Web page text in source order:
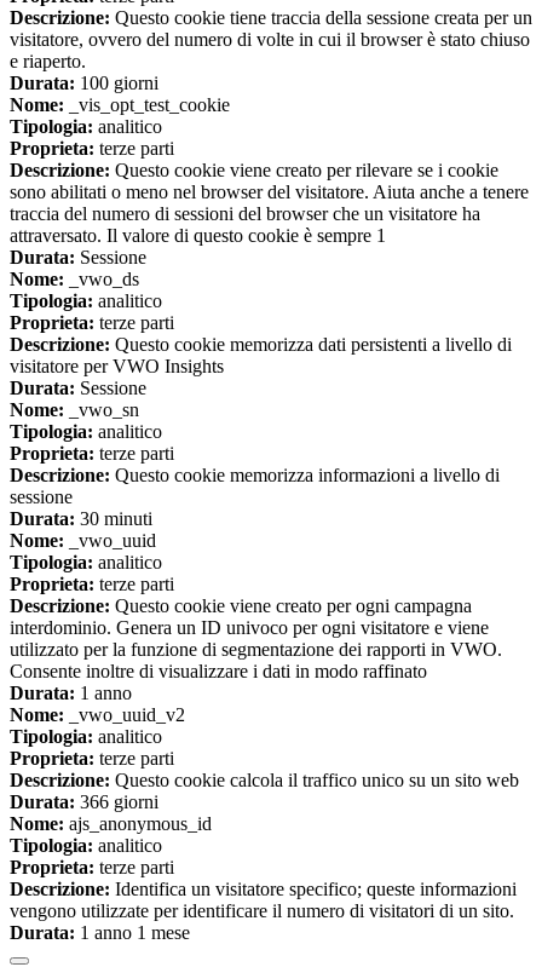
Descrizione: Questo cookie tiene traccia della sessione creata per un
visitatore, ovvero del numero di volte in cui il browser è stato chiuso
e riaperto.
Durata: 100 giorni
Nome: _vis_opt_test_cookie
Tipologia: analitico
Proprieta: terze parti
Descrizione: Questo cookie viene creato per rilevare se i cookie
sono abilitati o meno nel browser del visitatore. Aiuta anche a tenere
traccia del numero di sessioni del browser che un visitatore ha
attraversato. Il valore di questo cookie è sempre 1
Durata: Sessione
Nome: _vwo_ds
Tipologia: analitico
Proprieta: terze parti
Descrizione: Questo cookie memorizza dati persistenti a livello di
visitatore per VWO Insights
Durata: Sessione
Nome: _vwo_sn
Tipologia: analitico
Proprieta: terze parti
Descrizione: Questo cookie memorizza informazioni a livello di
sessione
Durata: 30 minuti
Nome: _vwo_uuid
Tipologia: analitico
Proprieta: terze parti
Descrizione: Questo cookie viene creato per ogni campagna
interdominio. Genera un ID univoco per ogni visitatore e viene
utilizzato per la funzione di segmentazione dei rapporti in VWO.
Consente inoltre di visualizzare i dati in modo raffinato
Durata: 1 anno
Nome: _vwo_uuid_v2
Tipologia: analitico
Proprieta: terze parti
Descrizione: Questo cookie calcola il traffico unico su un sito web
Durata: 366 giorni
Nome: ajs_anonymous_id
Tipologia: analitico
Proprieta: terze parti
Descrizione: Identifica un visitatore specifico; queste informazioni
vengono utilizzate per identificare il numero di visitatori di un sito.
Durata: 1 anno 1 mese